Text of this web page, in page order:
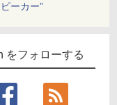
ーカー”
をフォローする